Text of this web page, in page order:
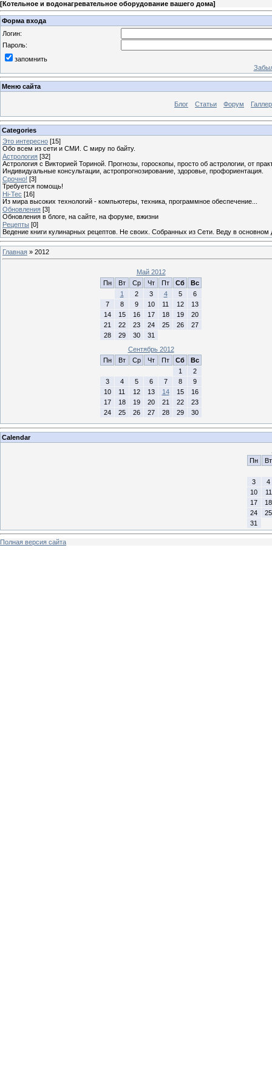
[Котельное и водонагревательное оборудование вашего дома]
Форма входа
Логин:
Пароль:
запомнить
Меню сайта
Блог Статьи Форум
Categories
Это интересно [15]
Обо всем из сети и СМИ. С миру по байту.
Астрология [32]
Астрология с Викторией Ториной. Прогнозы, гороскопы, просто об астрологии, от
Индивидуальные консультации, астропрогнозирование, здоровье, профориентация.
Срочно! [3]
Требуется помощь!
Hi-Tec [16]
Из мира высоких технологий - компьютеры, техника, программное обеспечение...
Обновления [3]
Обновления в блоге, на сайте, на форуме, вжизни
Рецепты [0]
Ведение книги кулинарных рецептов. Не своих. Собранных из Сети. Веду в основном
Главная » 2012
Май 2012
Пн
Вт Ср Чт Пт Сб
Вс
1
2 3 4 5
6
7
8 9 10 11 12
13
14
15 16 17 18 19
20
21
22 23 24 25 26
27
28
29 30
31
Сентябрь 2012
Пн
Вт Ср Чт Пт Сб
Вс
1
2
3
4 5 6 7 8
9
10
11 12 13 14 15
16
17
18 19 20 21 22
23
24
25 26 27 28 29 30
Calendar
Пн
Вт
3
4
10
11
17
18
24
25
31
Полная версия сайта